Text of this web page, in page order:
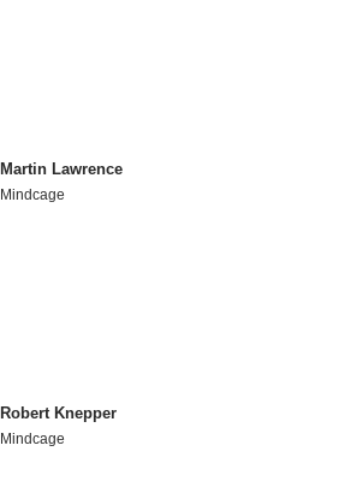
Martin Lawrence
Mindcage
Robert Knepper
Mindcage